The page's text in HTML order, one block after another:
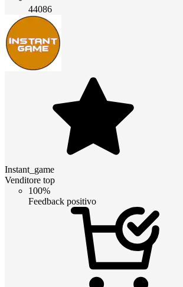
44086
Instant_game
Venditore top
100%
Feedback positivo